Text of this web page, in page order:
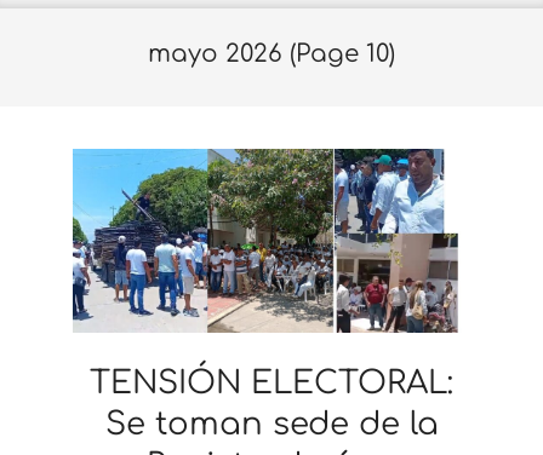
mayo 2026 (Page 10)
TENSIÓN ELECTORAL:
Se toman sede de la